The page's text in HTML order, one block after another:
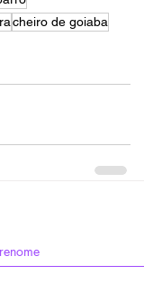
cheiro de goiaba